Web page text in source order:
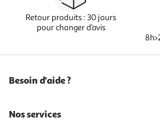
Retour produits : 30 jours
pour changer d’avis
Besoin d'aide ?
Nos services